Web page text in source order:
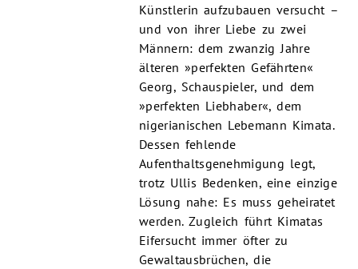
Künstlerin aufzubauen versucht –
und von ihrer Liebe zu zwei
Männern: dem zwanzig Jahre
älteren »perfekten Gefährten«
Georg, Schauspieler, und dem
»perfekten Liebhaber«, dem
nigerianischen Lebemann Kimata.
Dessen fehlende
Aufenthaltsgenehmigung legt,
trotz Ullis Bedenken, eine einzige
Lösung nahe: Es muss geheiratet
werden. Zugleich führt Kimatas
Eifersucht immer öfter zu
Gewaltausbrüchen, die